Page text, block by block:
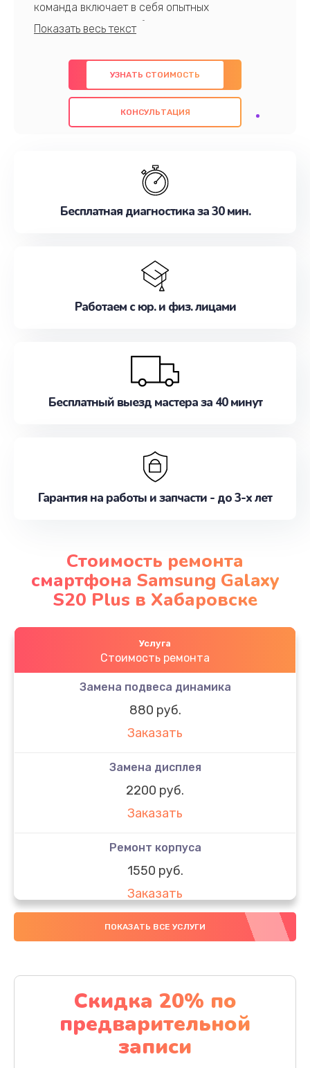
команда включает в себя опытных
профессионалов с обширными знаниями и
предлагаем быстрый и качественный ремонт с
использованием оригинальных компонентов, а
также гарантируем качество всех
проведенных работ. Наша цель - предоставить
наилучшим образом. Не медлите записаться на
УЗНАТЬ СТОИМОСТЬ
КОНСУЛЬТАЦИЯ
Бесплатная диагностика за 30 мин.
Работаем с юр. и физ. лицами
Бесплатный выезд мастера за 40 минут
Гарантия на работы и запчасти - до 3-х лет
Стоимость ремонта
смартфона Samsung Galaxy
S20 Plus в Хабаровске
Услуга
Стоимость ремонта
Замена подвеса динамика
880 руб.
Заказать
Замена дисплея
2200 руб.
Заказать
Ремонт корпуса
1550 руб.
Заказать
Настройка
Заказать
Ремонт кнопки
1200 руб.
Заказать
ПОКАЗАТЬ ВСЕ УСЛУГИ
Скидка 20% по
предварительной
записи